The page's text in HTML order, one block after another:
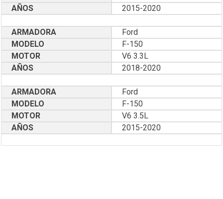
AÑOS
2015-2020
ARMADORA
Ford
MODELO
F-150
MOTOR
V6 3.3L
AÑOS
2018-2020
ARMADORA
Ford
MODELO
F-150
MOTOR
V6 3.5L
AÑOS
2015-2020